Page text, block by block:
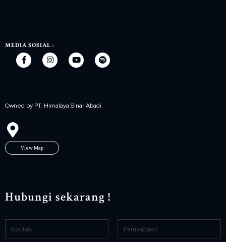
MEDIA SOSIAL :
Owned by PT. Himalaya Sinar Abadi
View Map
Hubungi sekarang !